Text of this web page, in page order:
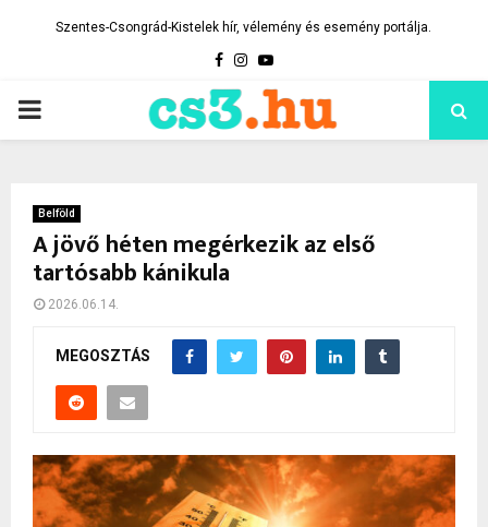
Szentes-Csongrád-Kistelek hír, vélemény és esemény portálja.
Facebook
Instagram
Youtube
PRIMARY
Belföld
A jövő héten megérkezik az első
tartósabb kánikula
2026.06.14.
MEGOSZTÁS